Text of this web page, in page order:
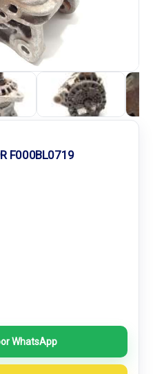
F000BL0719
WhatsApp